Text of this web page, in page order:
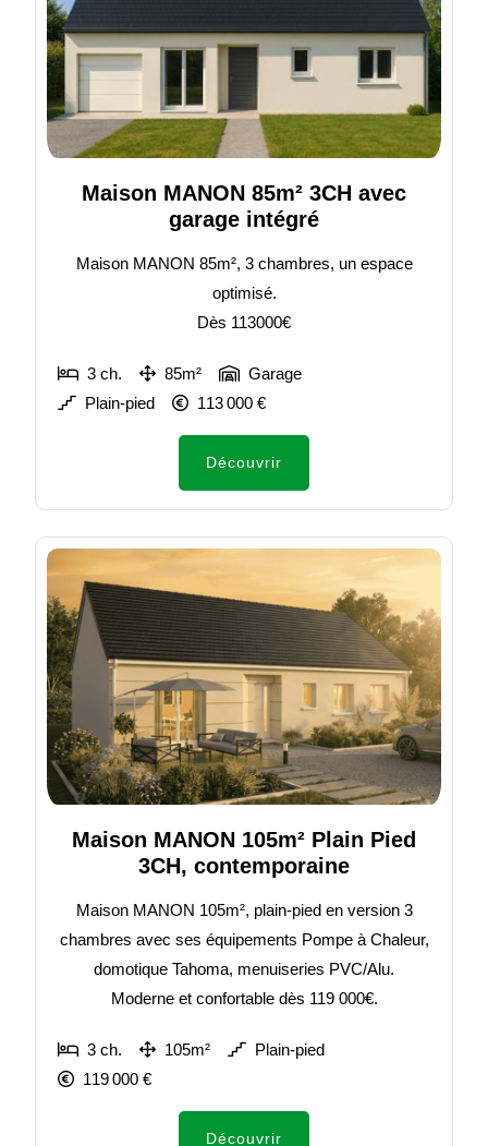
Maison MANON 85m² 3CH avec
garage intégré
Maison MANON 85m², 3 chambres, un espace
optimisé.
Dès 113000€
3 ch. 85m²
Garage
Plain-pied
113 000 €
Découvrir
Maison MANON 105m² Plain Pied
3CH, contemporaine
Maison MANON 105m², plain-pied en version 3
chambres avec ses équipements Pompe à Chaleur,
domotique Tahoma, menuiseries PVC/Alu.
Moderne et confortable dès 119 000€.
3 ch. 105m²
Plain-pied
119 000 €
Découvrir